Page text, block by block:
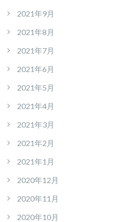
2021年9月
2021年8月
2021年7月
2021年6月
2021年5月
2021年4月
2021年3月
2021年2月
2021年1月
2020年12月
2020年11月
2020年10月